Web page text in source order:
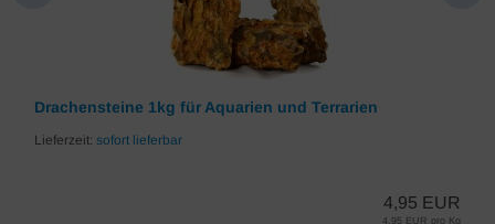
Drachensteine 1kg für Aquarien und Terrarien
Lieferzeit: sofort lieferbar
4,95 EUR
4,95 EUR pro Kg